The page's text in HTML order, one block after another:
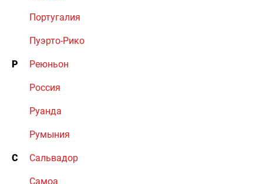
Португалия
Пуэрто-Рико
Р Реюньон
Россия
Руанда
Румыния
С Сальвадор
Самоа